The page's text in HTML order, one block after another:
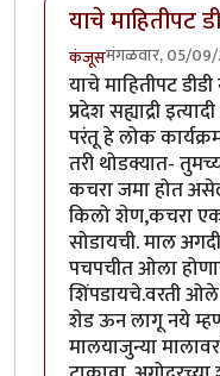
याचे माहितीपट
कंजूसमंगळवार, 05/
याचे माहितीपट
प्रदेश सह्याद्री
परंतू हे लोक
तरी थोडक्यात-
कचरा जमा होत
किलो शेण,कचरा
सोडायची. माल
पचपचीत ओला
शिंपडायचे.वरती
शेड ऊन लागू नये
मालयाजुन्या